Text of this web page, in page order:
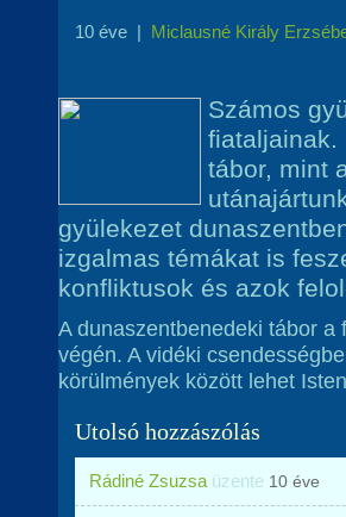
10 éve | Miclausné Király
Számos
fiataljainak.
tábor, mint
gyülekezet
izgalmas témákat is
konfliktusok és azok
A dunaszentbenedeki tábor
végén. A vidéki
körülmények között lehet
Utolsó hozzászólás
Rádiné Zsuzsa üzente 10 éve